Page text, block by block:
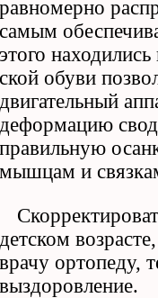
равномерно
самым
этого
ской обуви
двигательный
деформацию
правильную
мышцам и
детском
врачу ортопеду,
выздоровление.